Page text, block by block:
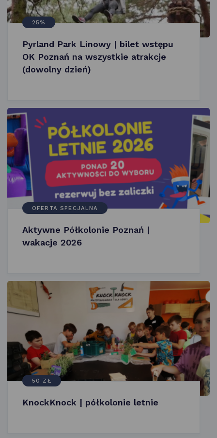
25%
Pyrland Park Linowy | bilet wstępu
OK Poznań na wszystkie atrakcje
(dowolny dzień)
OFERTA SPECJALNA
Aktywne Półkolonie Poznań |
wakacje 2026
50 ZŁ
KnockKnock | półkolonie letnie